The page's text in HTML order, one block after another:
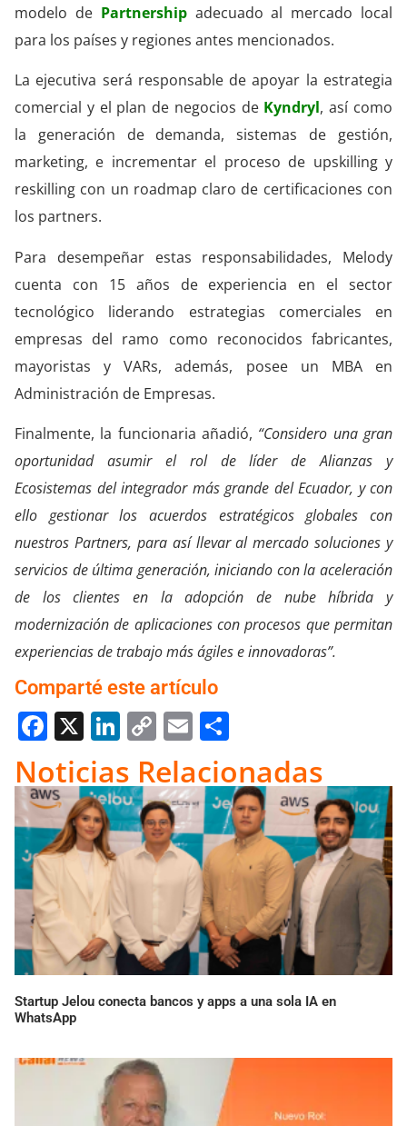
modelo de Partnershipadecuado al mercado local
para los países y regiones antes mencionados.
La ejecutiva será responsable de apoyar la estrategia
comercial y el plan de negocios de Kyndryl, así como
la generación de demanda, sistemas de gestión,
marketing, e incrementar el proceso de upskilling y
reskilling con un roadmap claro de certificaciones con
los partners.
Para desempeñar estas responsabilidades, Melody
cuenta con 15 años de experiencia en el sector
tecnológico liderando estrategias comerciales en
empresas del ramo como reconocidos fabricantes,
mayoristas y VARs, además, posee un MBA en
Administración de Empresas.
Finalmente, la funcionaria añadió, “Considero una gran
oportunidad asumir el rol de líder de Alianzas y
Ecosistemas del integrador más grande del Ecuador, y con
ello gestionar los acuerdos estratégicos globales con
nuestros Partners, para así llevar al mercado soluciones y
servicios de última generación, iniciando con la aceleración
de los clientes en la adopción de nube híbrida y
modernización de aplicaciones con procesos que permitan
experiencias de trabajo más ágiles e innovadoras”.
Comparté este artículo
Facebook
X LinkedIn
Copy
Link
Email
Noticias Relacionadas
Startup Jelou conecta bancos y apps a una sola IA en
WhatsApp